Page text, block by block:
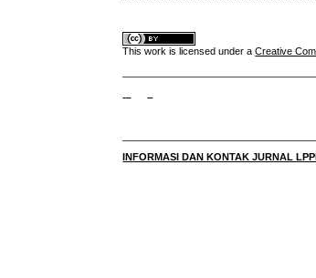
This work is licensed under aCreative
INFORMASI DAN KONTAK JURNAL